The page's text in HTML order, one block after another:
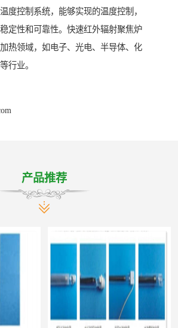
度控制系统，能够实现的温度控制，
定性和可靠性。快速红外辐射聚焦炉
热领域，如电子、光电、半导体、化
行业。
产品推荐